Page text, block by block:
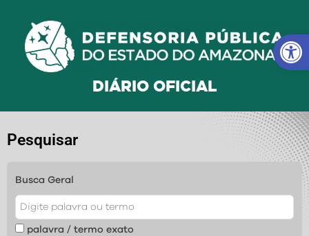
DIÁRIO OFICIAL
Pesquisar
Busca Geral
palavra / termo exato